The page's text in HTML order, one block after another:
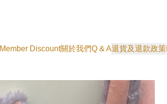
Member Discount關於我們Q & A退貨及退款政策